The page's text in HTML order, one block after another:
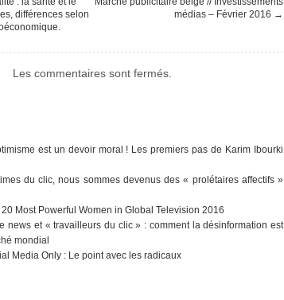
différences selon
médias – Février 2016 →
Les commentaires sont fermés.
est un devoir moral ! Les premiers pas de Karim Ibourki
du clic, nous sommes devenus des « prolétaires affectifs »
Most Powerful Women in Global Television 2016
news et « travailleurs du clic » : comment la désinformation est
mondial
Media Only : Le point avec les radicaux